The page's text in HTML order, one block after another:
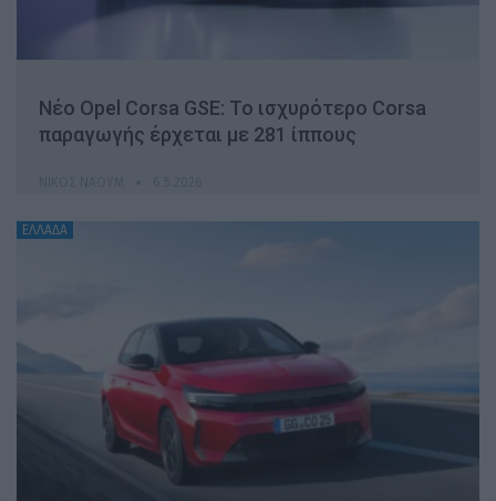
Νέο Opel Corsa GSE: To ισχυρότερο Corsa
παραγωγής έρχεται με 281 ίππους
ΕΛΛΑΔΑ